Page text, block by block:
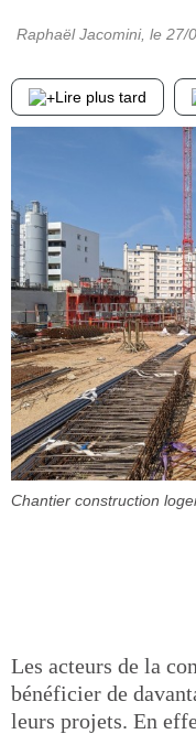
Raphaël Jacomini, le 27/
Lire plus tard
Chantier construction
Les acteurs de la
bénéficier de
leurs projets. En